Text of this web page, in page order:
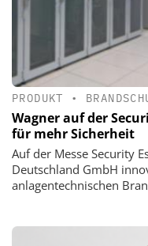
PRODUKT •
Wagner auf der
für mehr Sicherheit
Auf der Messe Security
Deutschland GmbH
anlagentechnischen